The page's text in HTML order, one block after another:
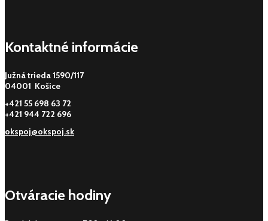
Kontaktné informácie
Južná trieda 1590/117
04001 Košice
+421 55 698 63 72
+421 944 722 696
okspoj@okspoj.sk
Otváracie hodiny